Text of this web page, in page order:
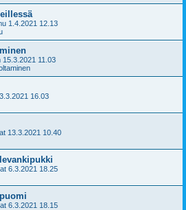
1.4.2021 12.13
15.3.2021 11.03
16.03
13.3.2021 10.40
6.3.2021 18.25
6.3.2021 18.15